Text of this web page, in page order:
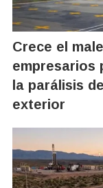
Crece el
empresarios
la parálisis
exterior